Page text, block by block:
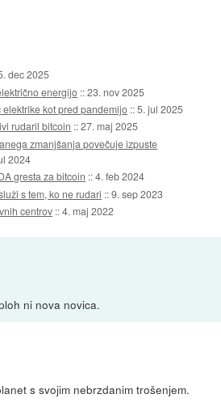
dec 2025
energijo ::23. nov 2025
kot pred pandemijo ::5. jul 2025
rudaril bitcoin ::27. maj 2025
zmanjšanja povečuje izpuste
2024
gresta za bitcoin ::4. feb 2024
s tem, ko ne rudari ::9. sep 2023
centrov ::4. maj 2022
ni nova novica.
s svojim nebrzdanim trošenjem.